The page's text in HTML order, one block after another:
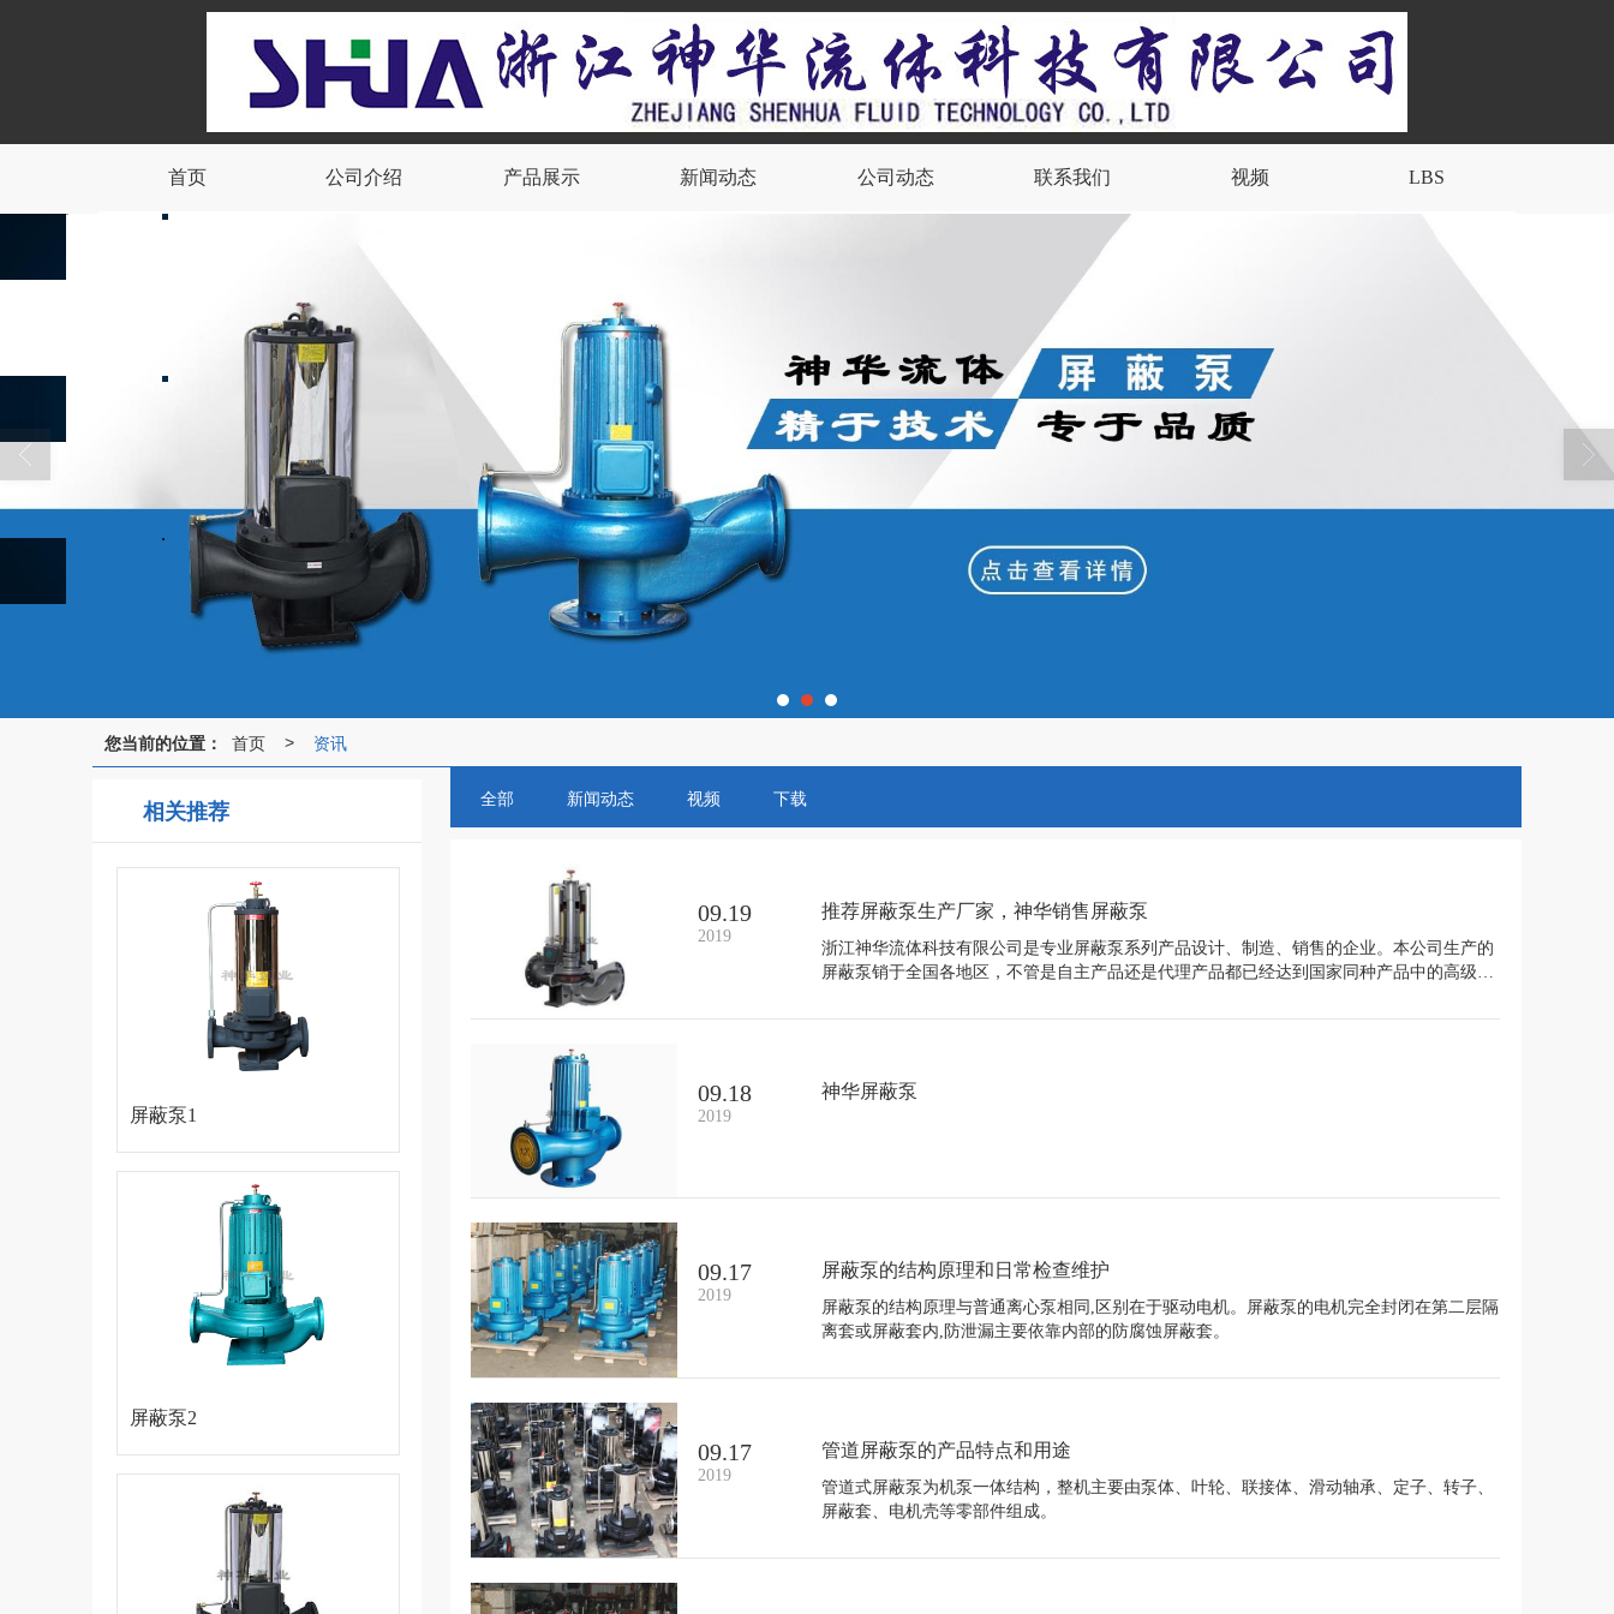
首页 公司介绍 产品展示 新闻动态 公司动态 联系我们 视频 LBS
您当前的位置： 首页 > 资讯
全部 新闻动态 视频 下载
09.19
2019
推荐屏蔽泵生产厂家，神华销售屏蔽泵
浙江神华流体科技有限公司是专业屏蔽泵系列产品设计、制造、销售的企业。本公司生产的
屏蔽泵销于全国各地区，不管是自主产品还是代理产品都已经达到国家同种产品中的高级产
09.18
2019
神华屏蔽泵
09.17
2019
屏蔽泵的结构原理和日常检查维护
屏蔽泵的结构原理与普通离心泵相同,区别在于驱动电机。屏蔽泵的电机完全封闭在第二层隔
离套或屏蔽套内,防泄漏主要依靠内部的防腐蚀屏蔽套。
09.17
2019
管道屏蔽泵的产品特点和用途
管道式屏蔽泵为机泵一体结构，整机主要由泵体、叶轮、联接体、滑动轴承、定子、转子、
屏蔽套、电机壳等零部件组成。
相关推荐
屏蔽泵1
屏蔽泵2